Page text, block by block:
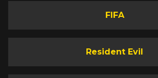
FIFA
Resident Evil